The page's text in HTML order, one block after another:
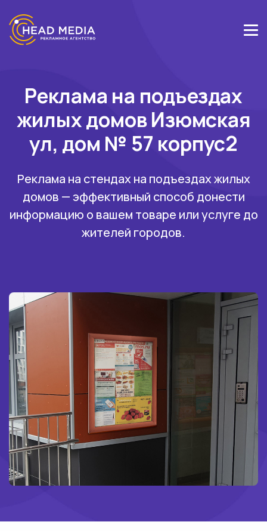
Реклама на подъездах
жилых домов Изюмская
ул, дом № 57 корпус2
Реклама на стендах на подъездах жилых
домов — эффективный способ донести
информацию о вашем товаре или услуге до
жителей городов.